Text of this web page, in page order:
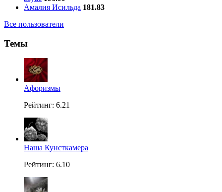
Амалия Исильда 181.83
Все пользователи
Темы
Aфоризмы
Рейтинг: 6.21
Наша Кунсткамера
Рейтинг: 6.10